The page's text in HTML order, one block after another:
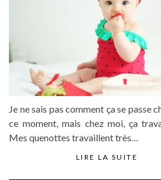
Je ne sais pas comment ça se passe
ce moment, mais chez moi, ça
Mes quenottes travaillent très…
LIRE LA SUITE